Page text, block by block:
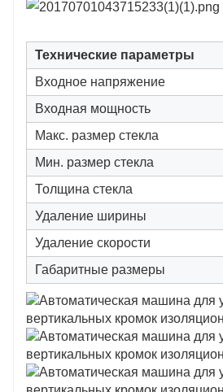
Технические параметры
Входное напряжение
Входная мощность
Макс. размер стекла
Мин. размер стекла
Толщина стекла
Удаление ширины
Удаление скорости
Габаритные размеры